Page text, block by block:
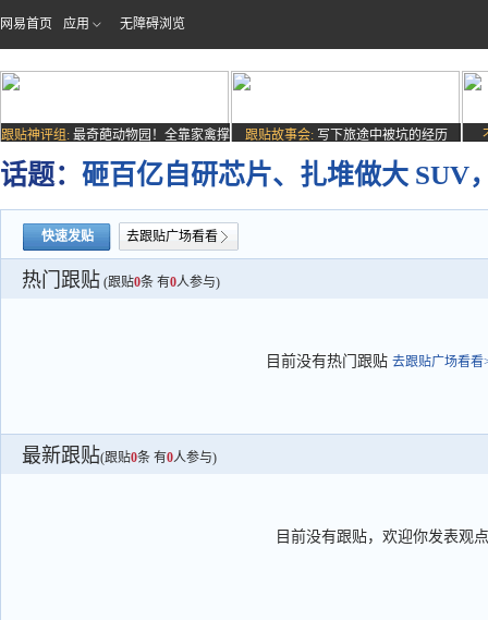
网易首页 应用 无障碍浏览
跟贴神评组: 最奇葩动物园！全靠家禽撑
场子
跟贴故事会: 写下旅途中被坑的经历
话题： 砸百亿自研芯片、扎堆做大 SUV
快速发贴 去跟贴广场看看
热门跟贴 (跟贴0条 有0人参与)
目前没有热门跟贴 去跟贴广场看看
最新跟贴(跟贴0条 有0人参与)
目前没有跟贴，欢迎你发表观点